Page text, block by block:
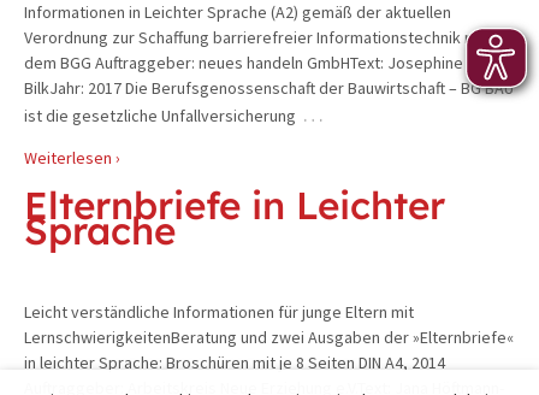
Informationen in Leichter Sprache (A2) gemäß der aktuellen
Verordnung zur Schaffung barrierefreier Informationstechnik nach
dem BGG Auftraggeber: neues handeln GmbHText: Josephine
BilkJahr: 2017 Die Berufsgenossenschaft der Bauwirtschaft – BG BAU
ist die gesetzliche Unfallversicherung …
Weiterlesen ›
Elternbriefe in Leichter
Sprache
Leicht verständliche Informationen für junge Eltern mit
LernschwierigkeitenBeratung und zwei Ausgaben der »Elternbriefe«
in leichter Sprache: Broschüren mit je 8 Seiten DIN A4, 2014